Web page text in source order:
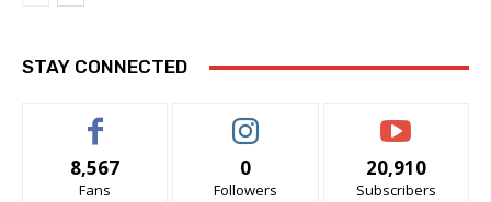
STAY CONNECTED
8,567
Fans
0
Followers
20,910
Subscribers